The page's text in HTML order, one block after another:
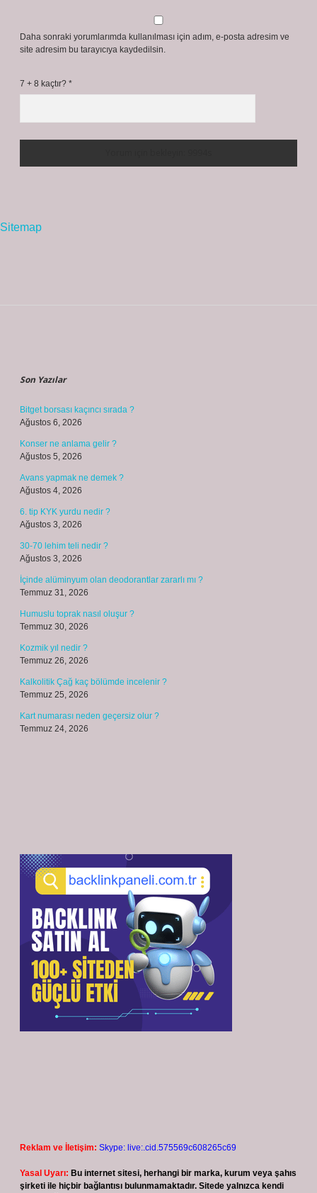
Daha sonraki yorumlarımda kullanılması için adım, e-posta adresim ve
site adresim bu tarayıcıya kaydedilsin.
7 + 8 kaçtır? *
Sitemap
Son Yazılar
Bitget borsası kaçıncı sırada ?
Ağustos 6, 2026
Konser ne anlama gelir ?
Ağustos 5, 2026
Avans yapmak ne demek ?
Ağustos 4, 2026
6. tip KYK yurdu nedir ?
Ağustos 3, 2026
30-70 lehim teli nedir ?
Ağustos 3, 2026
İçinde alüminyum olan deodorantlar zararlı mı ?
Temmuz 31, 2026
Humuslu toprak nasıl oluşur ?
Temmuz 30, 2026
Kozmik yıl nedir ?
Temmuz 26, 2026
Kalkolitik Çağ kaç bölümde incelenir ?
Temmuz 25, 2026
Kart numarası neden geçersiz olur ?
Temmuz 24, 2026
Reklam ve İletişim: Skype: live:.cid.575569c608265c69
Yasal Uyarı: Bu internet sitesi, herhangi bir marka, kurum veya şahıs
şirketi ile hiçbir bağlantısı bulunmamaktadır. Sitede yalnızca kendi